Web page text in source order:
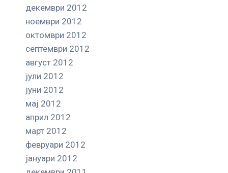
декември 2012
ноември 2012
октомври 2012
септември 2012
август 2012
јули 2012
јуни 2012
мај 2012
април 2012
март 2012
февруари 2012
јануари 2012